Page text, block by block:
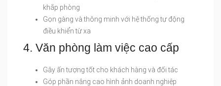
khắp phòng
Gọn gàng và thông minh với hệ thống tự động
điều khiển từ xa
4. Văn phòng làm việc cao cấp
Gây ấn tượng tốt cho khách hàng và đối tác
Góp phần nâng cao hình ảnh doanh nghiệp